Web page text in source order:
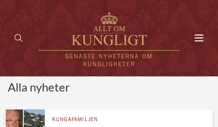
SENASTE NYHETERNA OM
KUNGLIGHETER
KUNGAFAMILJEN
Alla nyheter
KUNGAFAMILJEN